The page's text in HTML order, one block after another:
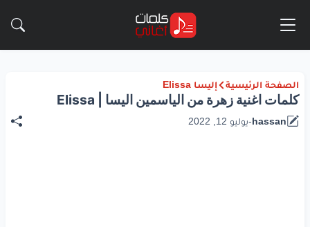
الصفحة الرئيسية إليسا Elissa
كلمات اغنية زهرة من الياسمين اليسا | Elissa
hassan
-يوليو 12, 2022